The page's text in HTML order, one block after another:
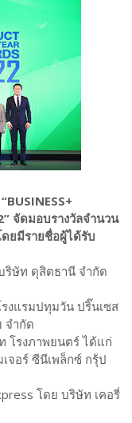
จัดมอบรางวัลจำนวน
ดยมีรายชื่อผู้ได้รับ
ริษัท ดุสิตธานี จำกัด
งแรมปทุมวัน ปริ๊นเซส
จำกัด
โรงภาพยนตร์ ได้แก่
จอร์ ซีนีเพล็กซ์ กรุ้ป
โดย บริษัท เคอรี่